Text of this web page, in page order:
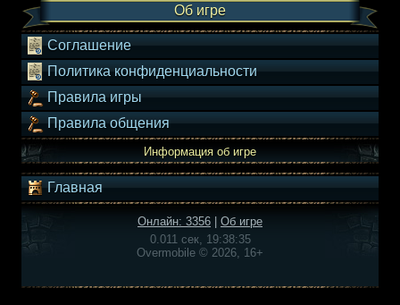
Об игре
Соглашение
Политика конфиденциальности
Правила игры
Правила общения
Информация об игре
Главная
Онлайн: 3356
Об игре
0.011 сек, 19:38:35
Overmobile © 2026, 16+